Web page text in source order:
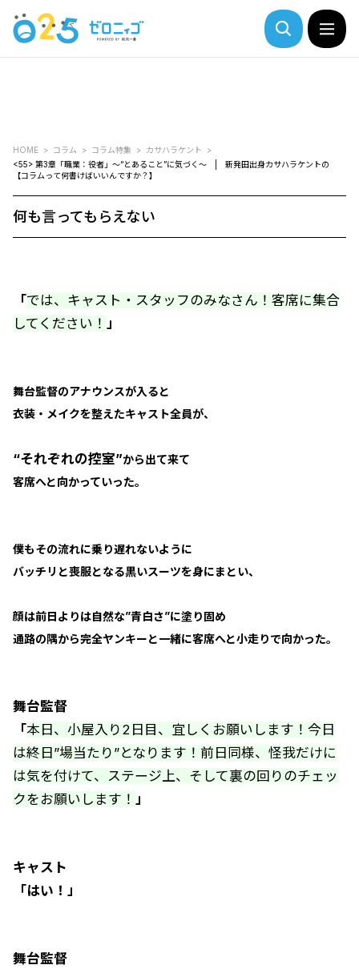
HOME コラム コラム特集
カサハラケント
<55> 第3章「職業：役者」～“とあること”に気づく～ | 新発田出身カサハラケントの
【コラムって何書けばいいんですか？】
何も言ってもらえない
「では、キャスト・スタッフのみなさん！客席に集合
してください！ 」
舞台監督のアナウンスが入ると
衣装・メイクを整えたキャスト全員が、
“それぞれの控室”から出て来て
客席へと向かっていった。
僕もその流れに乗り遅れないように
バッチリと喪服となる黒いスーツを身にまとい、
顔は前日よりは自然な”青白さ”に塗り固め
通路の隅から完全ヤンキーと一緒に客席へと小走りで向かった。
舞台監督
「本日、小屋入り2日目、宜しくお願いします！今日
は終日”場当たり”となります！前日同様、怪我だけに
は気を付けて、ステージ上、そして裏の回りのチェッ
クをお願いします！ 」
キャスト
「はい！」
舞台監督